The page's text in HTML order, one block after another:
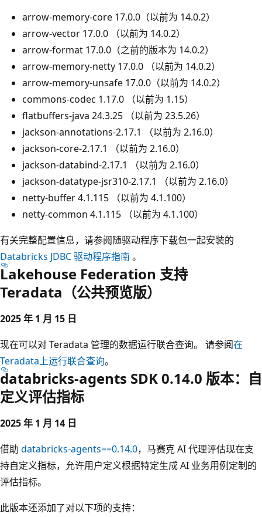
arrow-memory-core 17.0.0（以前为 14.0.2）
arrow-vector 17.0.0 （以前为 14.0.2）
arrow-format 17.0.0（之前的版本为 14.0.2）
arrow-memory-netty 17.0.0 （以前为 14.0.2）
arrow-memory-unsafe 17.0.0（以前为 14.0.2）
commons-codec 1.17.0 （以前为 1.15）
flatbuffers-java 24.3.25 （以前为 23.5.26）
jackson-annotations-2.17.1 （以前为 2.16.0）
jackson-core-2.17.1 （以前为 2.16.0）
jackson-databind-2.17.1 （以前为 2.16.0）
jackson-datatype-jsr310-2.17.1 （以前为 2.16.0）
netty-buffer 4.1.115 （以前为 4.1.100）
netty-common 4.1.115 （以前为 4.1.100）
有关完整配置信息，请参阅随驱动程序下载包一起安装的
Databricks JDBC 驱动程序指南 。
Lakehouse Federation 支持
Teradata（公共预览版）
2025 年 1 月 15 日
现在可以对 Teradata 管理的数据运行联合查询。 请参阅在
Teradata上运行联合查询。
databricks-agents SDK 0.14.0 版本：自
定义评估指标
2025 年 1 月 14 日
借助 databricks-agents==0.14.0，马赛克 AI 代理评估现在支
持自定义指标，允许用户定义根据特定生成 AI 业务用例定制的
评估指标。
此版本还添加了对以下项的支持：